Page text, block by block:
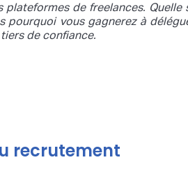
plateformes de freelances. Quelle
pourquoi vous gagnerez à
de confiance.
recrutement